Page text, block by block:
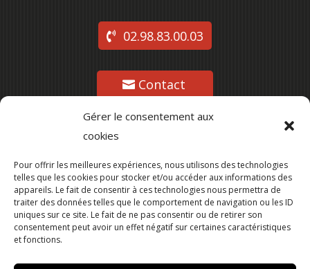
Gérer le consentement aux
cookies
Pour offrir les meilleures expériences, nous utilisons des technologies
telles que les cookies pour stocker et/ou accéder aux informations des
appareils. Le fait de consentir à ces technologies nous permettra de
traiter des données telles que le comportement de navigation ou les ID
uniques sur ce site. Le fait de ne pas consentir ou de retirer son
consentement peut avoir un effet négatif sur certaines caractéristiques
et fonctions.
02.98.83.00.03
Contact
Suivez-nous